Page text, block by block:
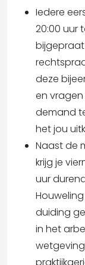
Iedere
20:00 uur
deze
en
demand
het jou
Naast de
krijg je
uur
duiding
in het